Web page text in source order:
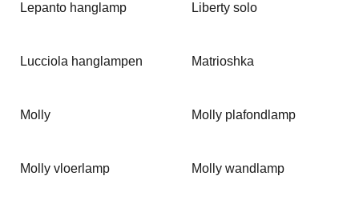
Lepanto hanglamp Liberty solo
Lucciola hanglampen Matrioshka
Molly Molly plafondlamp
Molly vloerlamp Molly wandlamp